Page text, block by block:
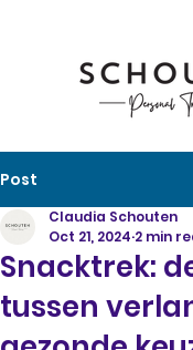
Post
Snacktrek:
tussen
Claudia Schouten
Oct 21, 2024 2 min